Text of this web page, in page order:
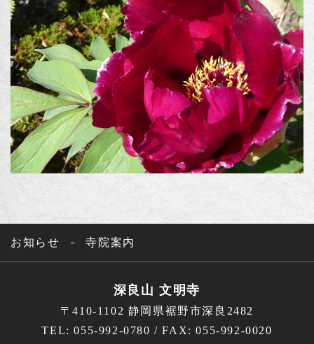
お知らせ 寺院案内
深良山 文明寺
〒410-1102 静岡県裾野市深良2482
TEL: 055-992-0780 / FAX: 055-992-0020